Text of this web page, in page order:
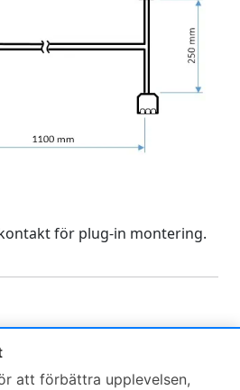
att förbättra upplevelsen,
för plug-in montering.
en vän om denna produkt